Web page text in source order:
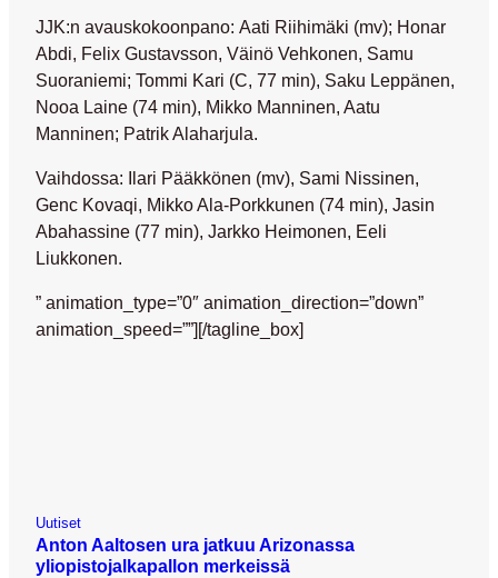
JJK:n avauskokoonpano: Aati Riihimäki (mv); Honar
Abdi, Felix Gustavsson, Väinö Vehkonen, Samu
Suoraniemi; Tommi Kari (C, 77 min), Saku Leppänen,
Nooa Laine (74 min), Mikko Manninen, Aatu
Manninen; Patrik Alaharjula.
Vaihdossa: Ilari Pääkkönen (mv), Sami Nissinen,
Genc Kovaqi, Mikko Ala-Porkkunen (74 min), Jasin
Abahassine (77 min), Jarkko Heimonen, Eeli
Liukkonen.
” animation_type=”0″ animation_direction=”down”
animation_speed=””][/tagline_box]
Uutiset
Anton Aaltosen ura jatkuu Arizonassa
yliopistojalkapallon merkeissä